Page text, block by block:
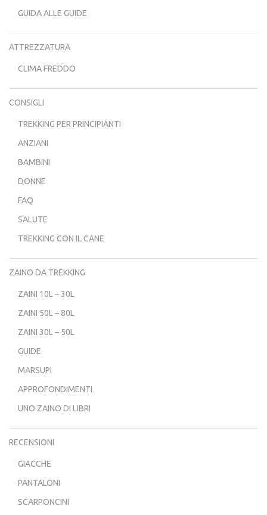
GUIDA ALLE GUIDE
ATTREZZATURA
CLIMA FREDDO
CONSIGLI
TREKKING PER PRINCIPIANTI
ANZIANI
BAMBINI
DONNE
FAQ
SALUTE
TREKKING CON IL CANE
ZAINO DA TREKKING
ZAINI 10L – 30L
ZAINI 50L – 80L
ZAINI 30L – 50L
GUIDE
MARSUPI
APPROFONDIMENTI
UNO ZAINO DI LIBRI
RECENSIONI
GIACCHE
PANTALONI
SCARPONCINI